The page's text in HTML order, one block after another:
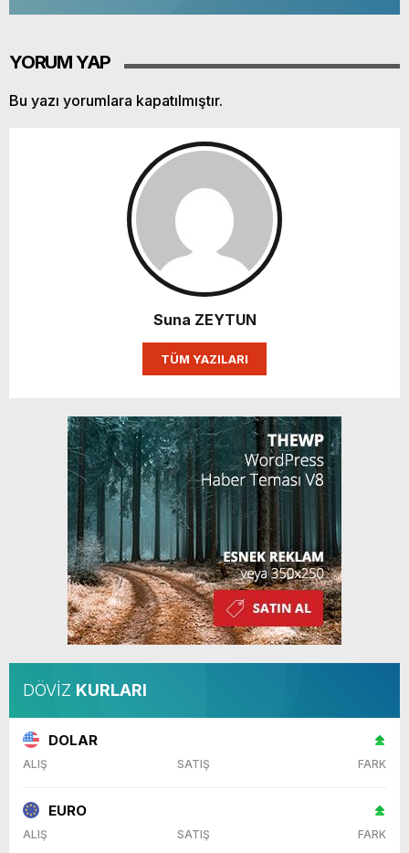
YORUM YAP
Bu yazı yorumlara kapatılmıştır.
Suna ZEYTUN
TÜM YAZILARI
DÖVİZ KURLARI
DOLAR
ALIŞ SATIŞ FARK
EURO
ALIŞ SATIŞ FARK